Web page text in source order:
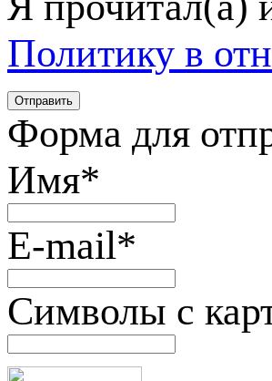
Политику в
Форма для
Имя*
E-mail*
Символы с